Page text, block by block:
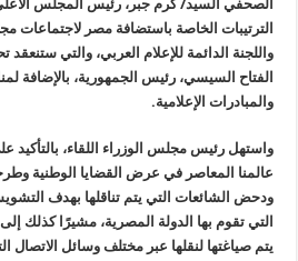
الصحفي السيد/ كرم جبر، رئيس المجلس الأعلى
الترتيبات الخاصة باستضافة مصر لاجتماعات
واللجنة الدائمة للإعلام العربي، والتي
الفتاح السيسي، رئيس الجمهورية، بالإضافة
والمبادرات الإعلامية.
واستهل رئيس مجلس الوزراء اللقاء، بالتأكيد
عالمنا المعاصر في عرض القضايا الوطنية
ودحض الشائعات التي يتم تناقلها بهدف
التي تقوم بها الدولة المصرية، مشيرًا كذلك
يتم صياغتها لنقلها عبر مختلف وسائل الاتصال